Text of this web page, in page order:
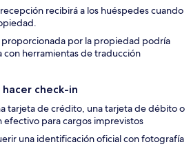
recibirá a los huéspedes cuando
proporcionada por la propiedad podría
con herramientas de traducción
check-in
tarjeta de crédito, una tarjeta de débito o
efectivo para cargos imprevistos
una identificación oficial con fotografía